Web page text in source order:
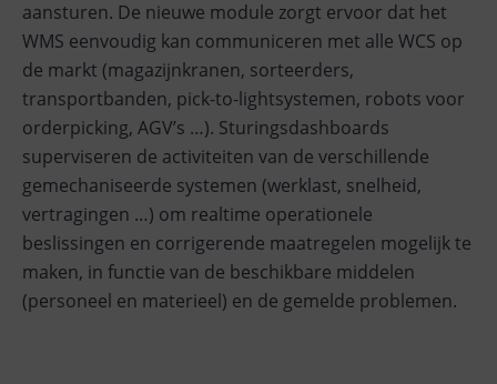
aansturen. De nieuwe module zorgt ervoor dat het
WMS eenvoudig kan communiceren met alle WCS op
de markt (magazijnkranen, sorteerders,
transportbanden, pick-to-lightsystemen, robots voor
orderpicking, AGV’s …). Sturingsdashboards
superviseren de activiteiten van de verschillende
gemechaniseerde systemen (werklast, snelheid,
vertragingen …) om realtime operationele
beslissingen en corrigerende maatregelen mogelijk te
maken, in functie van de beschikbare middelen
(personeel en materieel) en de gemelde problemen.